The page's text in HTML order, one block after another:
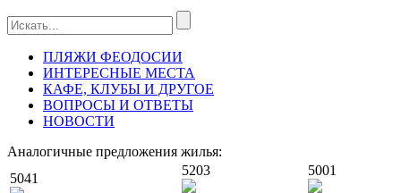
ПЛЯЖИ ФЕОДОСИИ
ИНТЕРЕСНЫЕ МЕСТА
КАФЕ, КЛУБЫ И ДРУГОЕ
ВОПРОСЫ И ОТВЕТЫ
НОВОСТИ
Аналогичные предложения жилья:
5041
5203 5001